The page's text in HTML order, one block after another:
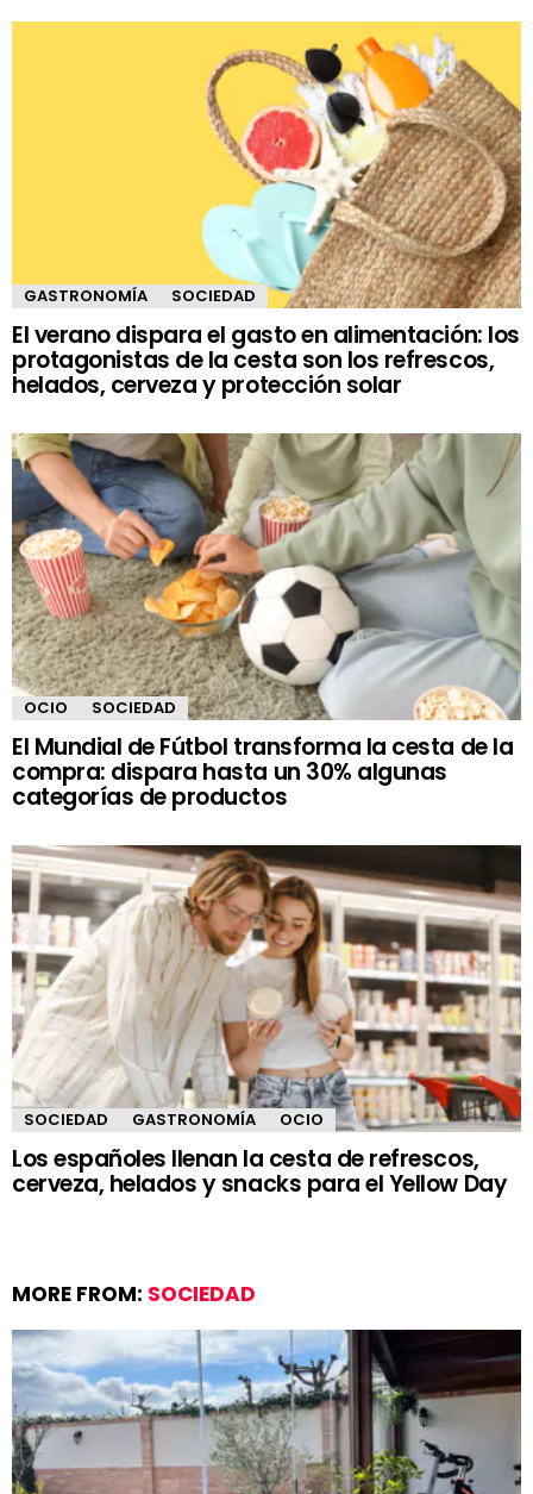
GASTRONOMÍA SOCIEDAD
El verano dispara el gasto en alimentación: los
protagonistas de la cesta son los refrescos,
helados, cerveza y protección solar
OCIO SOCIEDAD
El Mundial de Fútbol transforma la cesta de la
compra: dispara hasta un 30% algunas
categorías de productos
SOCIEDAD GASTRONOMÍA OCIO
Los españoles llenan la cesta de refrescos,
cerveza, helados y snacks para el Yellow Day
MORE FROM: SOCIEDAD